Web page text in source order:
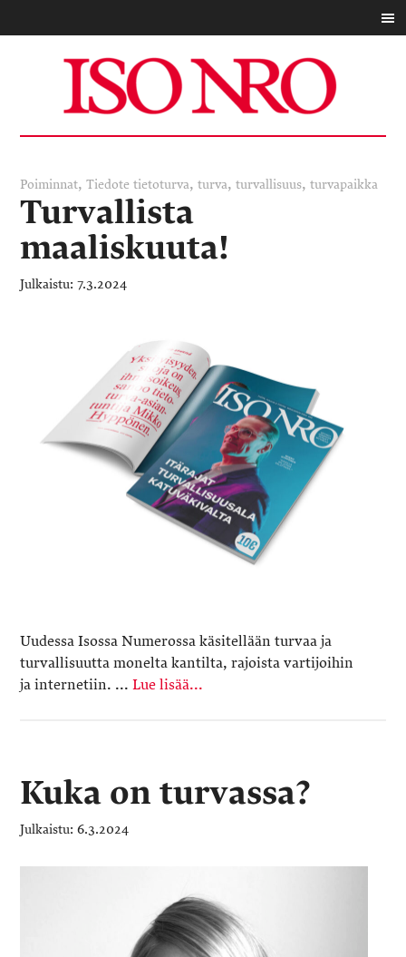
Poiminnat,Tiedote tietoturva,turva,turvallisuus,turvapaikka
Turvallista
maaliskuuta!
7.3.2024
Uudessa Isossa Numerossa käsitellään turvaa ja
turvallisuutta monelta kantilta, rajoista vartijoihin
ja internetiin. ...Lue lisää...
Kuka on turvassa?
6.3.2024